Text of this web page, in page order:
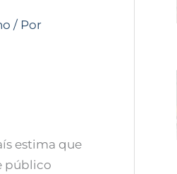
/ Por
estima que
público